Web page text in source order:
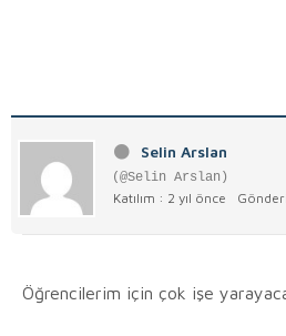
Selin Arslan
(@Selin Arslan)
Katılım : 2 yıl önce
Öğrencilerim için çok işe